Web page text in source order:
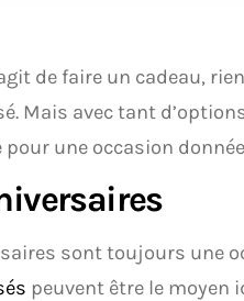
de faire un cadeau,
Mais avec tant
pour une occasion
sont toujours une
peuvent être le moyen